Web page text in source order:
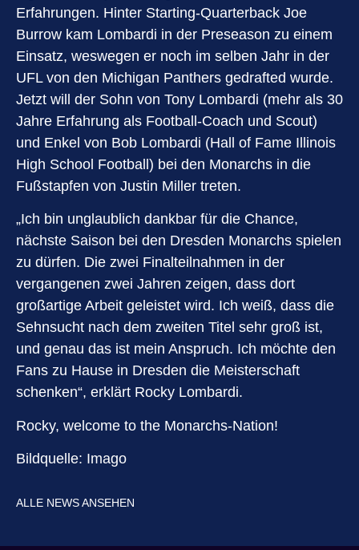
Erfahrungen. Hinter Starting-Quarterback Joe
Burrow kam Lombardi in der Preseason zu einem
Einsatz, weswegen er noch im selben Jahr in der
UFL von den Michigan Panthers gedrafted wurde.
Jetzt will der Sohn von Tony Lombardi (mehr als 30
Jahre Erfahrung als Football-Coach und Scout)
und Enkel von Bob Lombardi (Hall of Fame Illinois
High School Football) bei den Monarchs in die
Fußstapfen von Justin Miller treten.
„Ich bin unglaublich dankbar für die Chance,
nächste Saison bei den Dresden Monarchs spielen
zu dürfen. Die zwei Finalteilnahmen in der
vergangenen zwei Jahren zeigen, dass dort
großartige Arbeit geleistet wird. Ich weiß, dass die
Sehnsucht nach dem zweiten Titel sehr groß ist,
und genau das ist mein Anspruch. Ich möchte den
Fans zu Hause in Dresden die Meisterschaft
schenken“, erklärt Rocky Lombardi.
Rocky, welcome to the Monarchs-Nation!
Bildquelle: Imago
ALLE NEWS ANSEHEN